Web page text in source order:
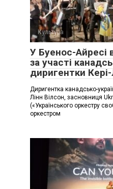
Культура
У Буенос-Айресі
за участі
диригентки
Диригентка канадсько-
Лінн Вілсон, засновниця
(«Українського оркестру
оркестром